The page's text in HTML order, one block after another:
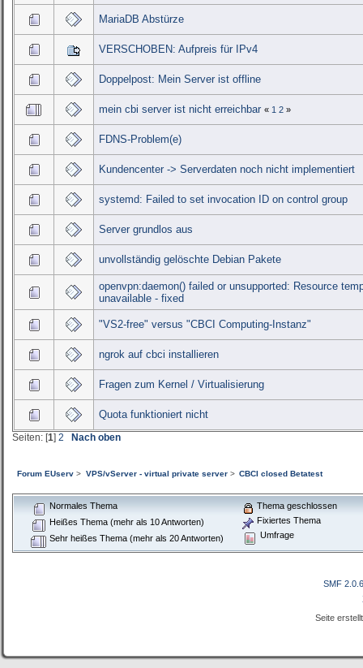
MariaDB Abstürze
VERSCHOBEN: Aufpreis für IPv4
Doppelpost: Mein Server ist offline
mein cbi server ist nicht erreichbar « 1 2 »
FDNS-Problem(e)
Kundencenter -> Serverdaten noch nicht implementiert
systemd: Failed to set invocation ID on control group
Server grundlos aus
unvollständig gelöschte Debian Pakete
openvpn:daemon() failed or unsupported: Resource
unavailable - fixed
"VS2-free" versus "CBCI Computing-Instanz"
ngrok auf cbci installieren
Fragen zum Kernel / Virtualisierung
Quota funktioniert nicht
Seiten: [1] 2 Nach oben
Forum EUserv > VPS/vServer - virtual private server> CBCI closed Betatest
Normales Thema
Heißes Thema (mehr als 10 Antworten)
Sehr heißes Thema (mehr als 20 Antworten)
Thema geschlossen
Fixiertes Thema
Umfrage
SMF 2.0.6
Seite